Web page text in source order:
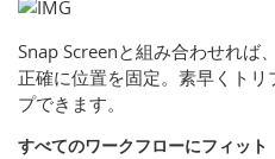
Snap Screenと組み合わせれば、
正確に位置を固定。素早くト
プできます。
すべてのワークフローにフィット